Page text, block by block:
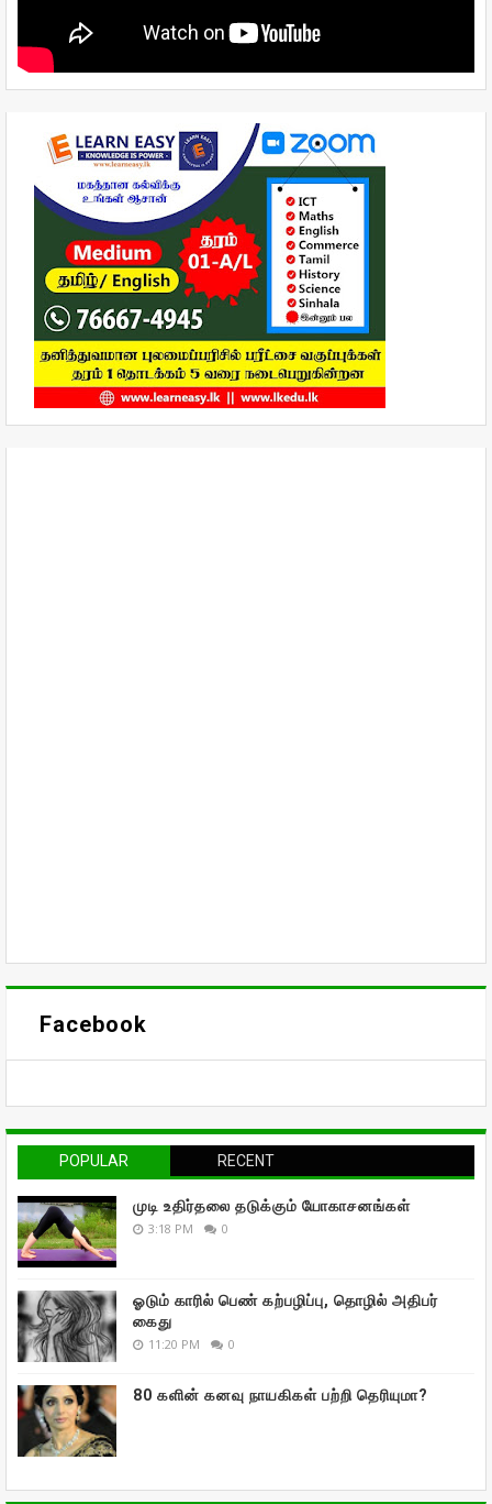
Facebook
POPULAR RECENT
முடி உதிர்தலை தடுக்கும் யோகாசனங்கள்
3:18 PM 0
ஓடும் காரில் பெண் கற்பழிப்பு, தொழில் அதிபர்
கைது
11:20 PM 0
80 களின் கனவு நாயகிகள் பற்றி தெரியுமா?